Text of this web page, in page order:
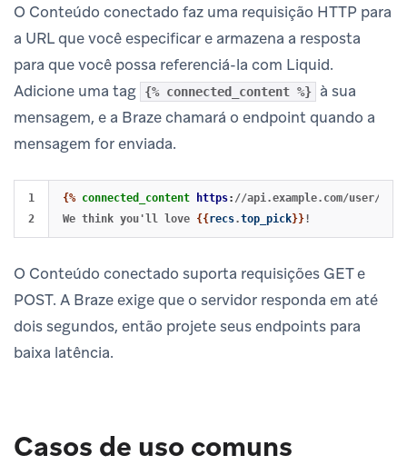
O Conteúdo conectado faz uma requisição HTTP para
a URL que você especificar e armazena a resposta
para que você possa referenciá-la com Liquid.
Adicione uma tag
{% connected_content %}
à sua
mensagem, e a Braze chamará o endpoint quando a
mensagem for enviada.
1
{% connected_content https: //api.example.com/user/
We think you'll love {{ recs.top_pick}}
O Conteúdo conectado suporta requisições GET e
POST. A Braze exige que o servidor responda em até
dois segundos, então projete seus endpoints para
baixa latência.
Casos de uso comuns